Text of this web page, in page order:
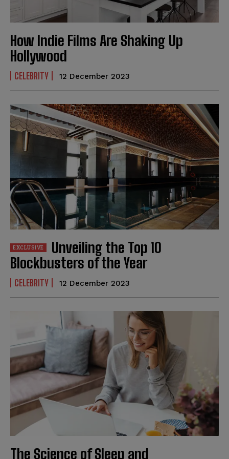
How Indie Films Are Shaking Up
Hollywood
CELEBRITY 12 December 2023
Unveiling the Top 10
Blockbusters of the Year
CELEBRITY 12 December 2023
The Science of Sleep and